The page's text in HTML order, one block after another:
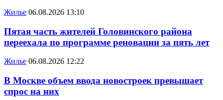
Жилье 06.08.2026 13:10
Пятая часть жителей Головинского района
переехала по программе реновации за пять лет
Жилье 06.08.2026 12:22
В Москве объем ввода новостроек превышает
спрос на них